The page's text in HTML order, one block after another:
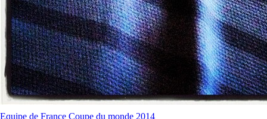
Equipe de France Coupe du monde 2014